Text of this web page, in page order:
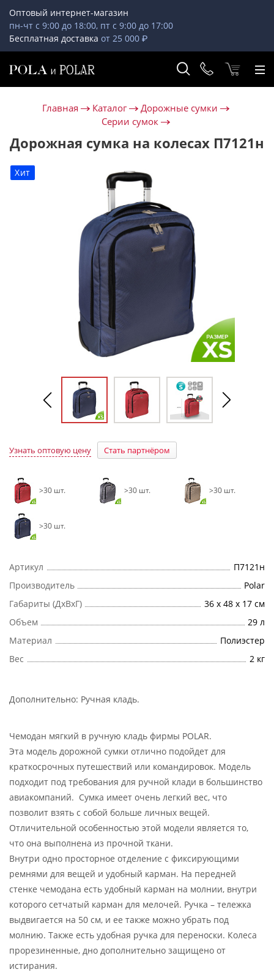
Оптовый интернет-магазин
пн-чт с 9:00 до 18:00, пт с 9:00 до 17:00
Бесплатная доставка от 25 000 ₽
Главная Каталог
Дорожные сумки
Серии сумок
Дорожная сумка на колесах П7121н
Хит
Узнать оптовую цену Стать партнёром
>30 шт. >30 шт. >30 шт.
>30 шт.
Артикул
П7121н
Производитель
Polar
Габариты (ДхВхГ)
36 х 48 х 17 см
Объем
29 л
Материал
Полиэстер
Вес
2 кг
Дополнительно: Ручная кладь.
Чемодан мягкий в ручную кладь фирмы POLAR.
Эта модель дорожной сумки отлично подойдет для
краткосрочных путешествий или командировок. Модель
подходит под требования для ручной клади в большинство
авиакомпаний. Сумка имеет очень легкий вес, что
позволит взять с собой больше личных вещей.
Отличительной особенностью этой модели является то,
что она выполнена из прочной ткани.
Внутри одно просторное отделение с фиксирующими
ремнями для вещей и удобный карман. На передней
стенке чемодана есть удобный карман на молнии, внутри
которого сетчатый карман для мелочей. Ручка – тележка
выдвигается на 50 см, и ее также можно убрать под
молнию. Также есть удобная ручка для переноски. Колеса
прорезиненные, дно дополнительно защищено от
истирания.